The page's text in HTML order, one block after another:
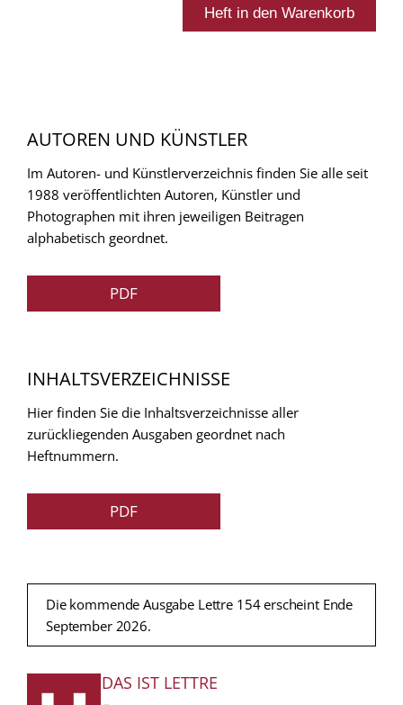
AUTOREN UND KÜNSTLER
Im Autoren- und Künstlerverzeichnis finden Sie alle seit
1988 veröffentlichten Autoren, Künstler und
Photographen mit ihren jeweiligen Beitragen
alphabetisch geordnet.
PDF
INHALTSVERZEICHNISSE
Hier finden Sie die Inhaltsverzeichnisse aller
zurückliegenden Ausgaben geordnet nach
Heftnummern.
PDF
Die kommende Ausgabe Lettre 154 erscheint Ende
September 2026.
FUSSZEILE
DAS IST LETTRE